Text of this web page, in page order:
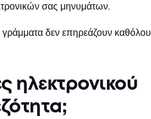
σας μηνυμάτων.
γράμματα δεν επηρεάζουν καθόλου
ηλεκτρονικού